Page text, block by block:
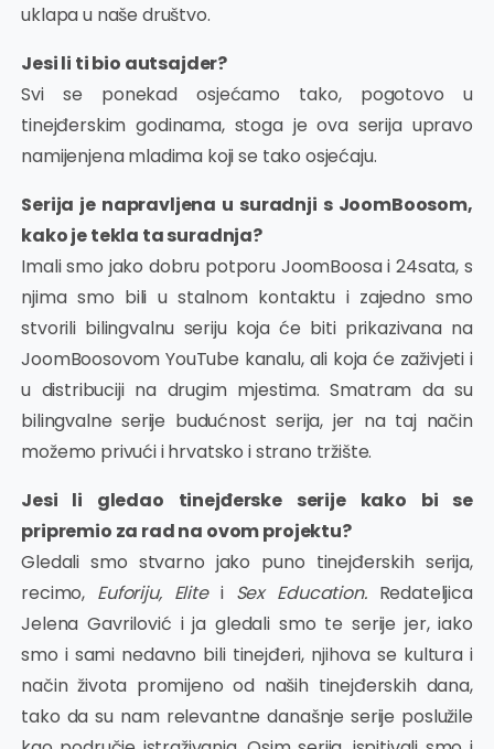
uklapa u naše društvo.
Jesi li ti bio autsajder?
Svi se ponekad osjećamo tako, pogotovo u
tinejđerskim godinama, stoga je ova serija upravo
namijenjena mladima koji se tako osjećaju.
Serija je napravljena u suradnji s JoomBoosom,
kako je tekla ta suradnja?
Imali smo jako dobru potporu JoomBoosa i 24sata, s
njima smo bili u stalnom kontaktu i zajedno smo
stvorili bilingvalnu seriju koja će biti prikazivana na
JoomBoosovom YouTube kanalu, ali koja će zaživjeti i
u distribuciji na drugim mjestima. Smatram da su
bilingvalne serije budućnost serija, jer na taj način
možemo privući i hrvatsko i strano tržište.
Jesi li gledao tinejđerske serije kako bi se
pripremio za rad na ovom projektu?
Gledali smo stvarno jako puno tinejđerskih serija,
recimo, Euforiju, Elite i Sex Education. Redateljica
Jelena Gavrilović i ja gledali smo te serije jer, iako
smo i sami nedavno bili tinejđeri, njihova se kultura i
način života promijeno od naših tinejđerskih dana,
tako da su nam relevantne današnje serije poslužile